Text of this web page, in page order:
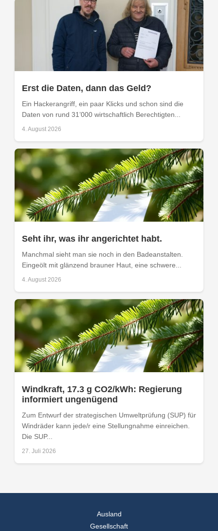
Erst die Daten, dann das Geld?
Ein Hackerangriff, ein paar Klicks und schon sind die
Daten von rund 31’000 wirtschaftlich Berechtigten...
4. August 2026
Seht ihr, was ihr angerichtet habt.
Manchmal sieht man sie noch in den Badeanstalten.
Eingeölt mit glänzend brauner Haut, eine schwere...
4. August 2026
Windkraft, 17.3 g CO2/kWh: Regierung
informiert ungenügend
Zum Entwurf der strategischen Umweltprüfung (SUP) für
Windräder kann jede/r eine Stellungnahme einreichen.
Die SUP...
27. Juli 2026
Ausland
Gesellschaft